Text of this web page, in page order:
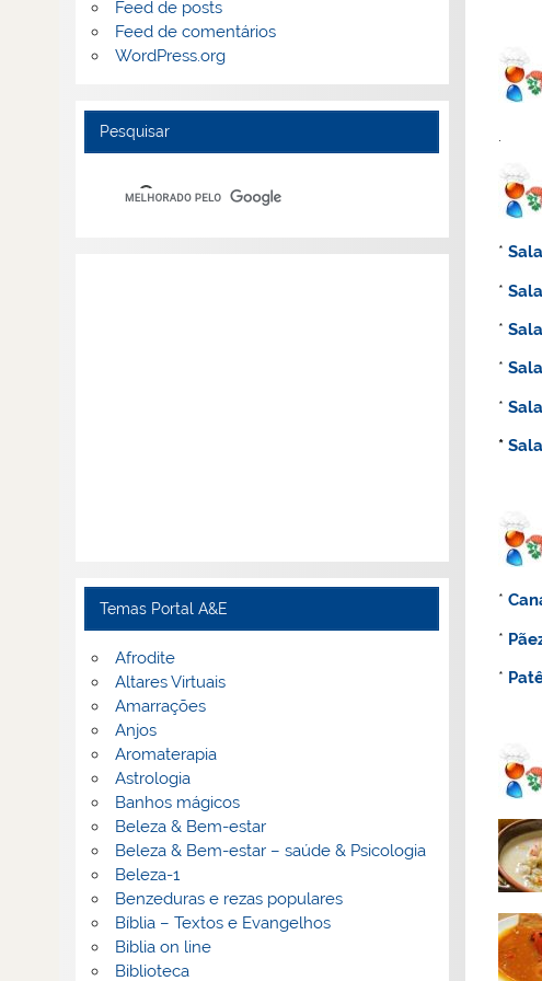
.
*
*
*
*
*
*
*
*
*
Feed de posts
Feed de comentários
WordPress.org
Pesquisar
Temas Portal A&E
Afrodite
Altares Virtuais
Amarrações
Anjos
Aromaterapia
Astrologia
Banhos mágicos
Beleza & Bem-estar
Beleza & Bem-estar – saúde & Psicologia
Beleza-1
Benzeduras e rezas populares
Bíblia – Textos e Evangelhos
Biblia on line
Biblioteca